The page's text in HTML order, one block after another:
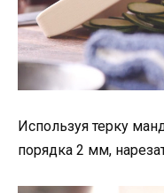
Используя терку
порядка 2 мм,